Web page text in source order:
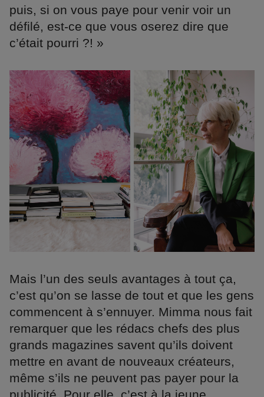
puis, si on vous paye pour venir voir un
défilé, est-ce que vous oserez dire que
c’était pourri ?! »
Mais l’un des seuls avantages à tout ça,
c’est qu’on se lasse de tout et que les gens
commencent à s’ennuyer. Mimma nous fait
remarquer que les rédacs chefs des plus
grands magazines savent qu’ils doivent
mettre en avant de nouveaux créateurs,
même s’ils ne peuvent pas payer pour la
publicité. Pour elle, c’est à la jeune